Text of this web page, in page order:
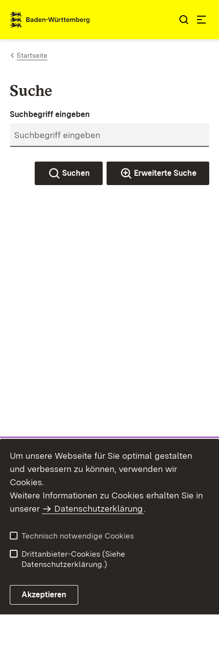
Zum Inhalt springen
Link zur Startseite
Startseite
Suche
Suchbegriff eingeben
Suchen Erweiterte Suche
Benutzungshinweise
Erklärung zur
Um unsere Webseite für Sie optimal gestalten
und verbessern zu können, verwenden wir
Cookies.
Weitere Informationen zu Cookies erhalten Sie in
unserer
Datenschutzerklärung.
Technisch notwendige Cookies
Drittanbieter-Cookies (Siehe
Datenschutzerklärung.)
Akzeptieren